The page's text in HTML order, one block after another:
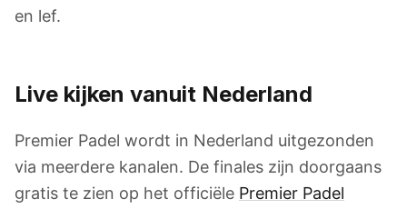
en lef.
Live kijken vanuit Nederland
Premier Padel wordt in Nederland uitgezonden
via meerdere kanalen. De finales zijn doorgaans
gratis te zien op het officiële Premier Padel